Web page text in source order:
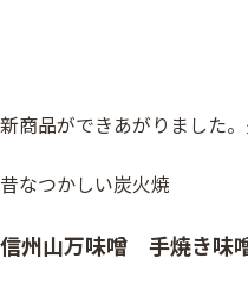
新商品ができあがりました
昔なつかしい炭火焼
信州山万味噌 手焼き味